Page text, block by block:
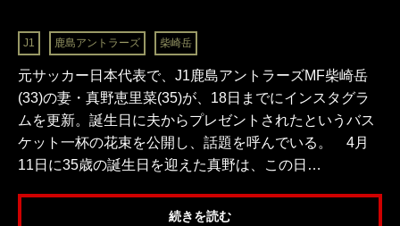
J1 鹿島アントラーズ 柴崎岳
元サッカー日本代表で、J1鹿島アントラーズMF柴崎岳
(33)の妻・真野恵里菜(35)が、18日までにインスタグラ
ムを更新。誕生日に夫からプレゼントされたというバス
ケット一杯の花束を公開し、話題を呼んでいる。 4月
11日に35歳の誕生日を迎えた真野は、この日…
続きを読む